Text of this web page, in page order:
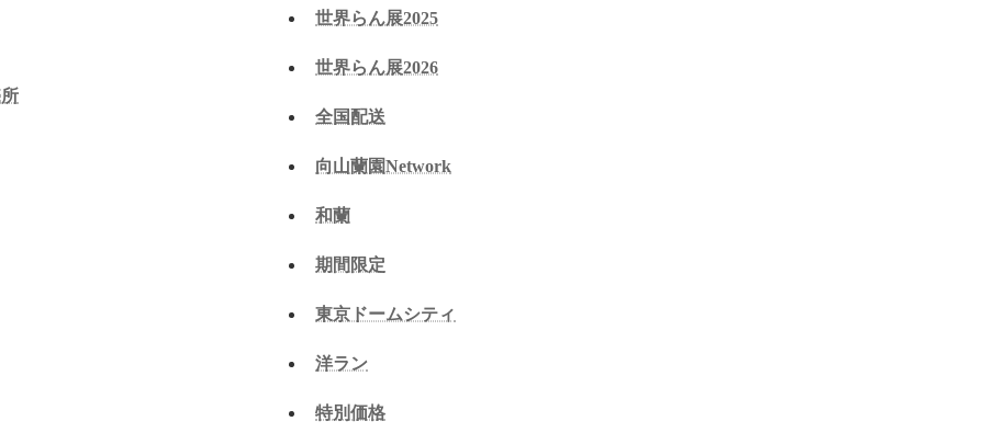
世界らん展2025
世界らん展2026
全国配送
向山蘭園Network
和蘭
期間限定
東京ドームシティ
洋ラン
特別価格